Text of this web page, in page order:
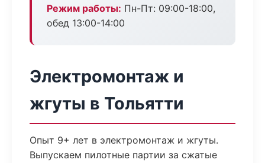
Режим работы: Пн-Пт: 09:00-18:00,
обед 13:00-14:00
Электромонтаж и
жгуты в Тольятти
Опыт 9+ лет в электромонтаж и жгуты.
Выпускаем пилотные партии за сжатые